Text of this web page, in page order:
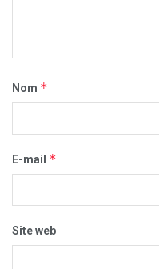
Nom *
E-mail *
Site web